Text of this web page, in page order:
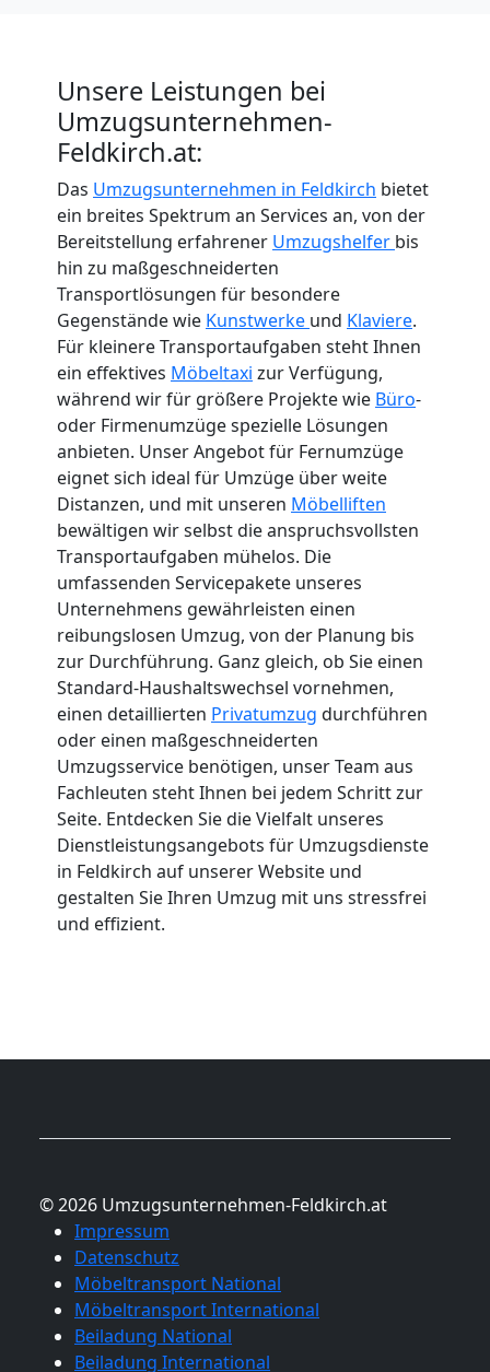
Unsere Leistungen bei
Umzugsunternehmen-
Feldkirch.at:
Das Umzugsunternehmen in Feldkirch bietet
ein breites Spektrum an Services an, von der
Bereitstellung erfahrener Umzugshelfer bis
hin zu maßgeschneiderten
Transportlösungen für besondere
Gegenstände wie Kunstwerke und Klaviere.
Für kleinere Transportaufgaben steht Ihnen
ein effektives Möbeltaxi zur Verfügung,
während wir für größere Projekte wie Büro-
oder Firmenumzüge spezielle Lösungen
anbieten. Unser Angebot für Fernumzüge
eignet sich ideal für Umzüge über weite
Distanzen, und mit unseren Möbelliften
bewältigen wir selbst die anspruchsvollsten
Transportaufgaben mühelos. Die
umfassenden Servicepakete unseres
Unternehmens gewährleisten einen
reibungslosen Umzug, von der Planung bis
zur Durchführung. Ganz gleich, ob Sie einen
Standard-Haushaltswechsel vornehmen,
einen detaillierten Privatumzug durchführen
oder einen maßgeschneiderten
Umzugsservice benötigen, unser Team aus
Fachleuten steht Ihnen bei jedem Schritt zur
Seite. Entdecken Sie die Vielfalt unseres
Dienstleistungsangebots für Umzugsdienste
in Feldkirch auf unserer Website und
gestalten Sie Ihren Umzug mit uns stressfrei
und effizient.
© 2026 Umzugsunternehmen-Feldkirch.at
Impressum
Datenschutz
Möbeltransport National
Möbeltransport International
Beiladung National
Beiladung International